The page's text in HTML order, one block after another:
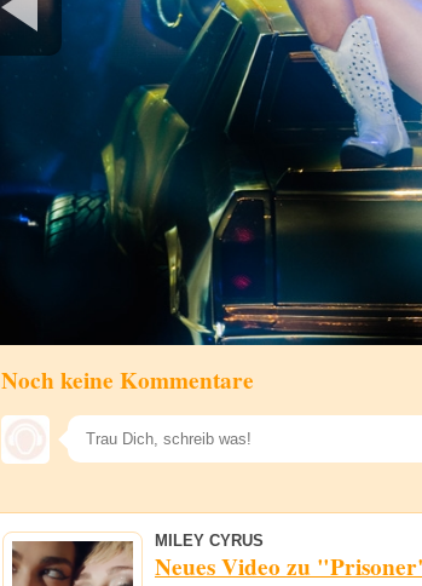
Noch keine Kommentare
MILEY CYRUS
Neues Video zu